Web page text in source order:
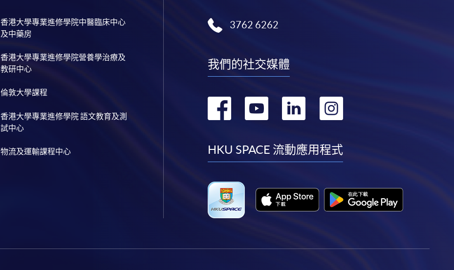
香港大學專業進修學院中醫臨床中心
及中藥房
香港大學專業進修學院營養學治療及
教研中心
倫敦大學課程
香港大學專業進修學院 語文教育及測
試中心
物流及運輸課程中心
3762 6262
我們的社交媒體
轉
facebook
轉
youtube
轉
linkedin
轉
instagram
HKU SPACE 流動應用程式